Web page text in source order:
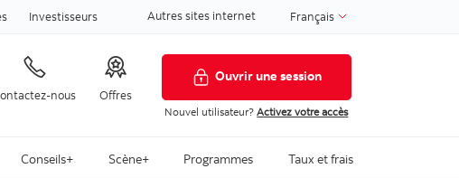
Investisseurs Autres sites internet Français
nous Offres
Ouvrir une session
Nouvel utilisateur?Activez votre accès
Conseils+ Scène+ Programmes Taux et frais